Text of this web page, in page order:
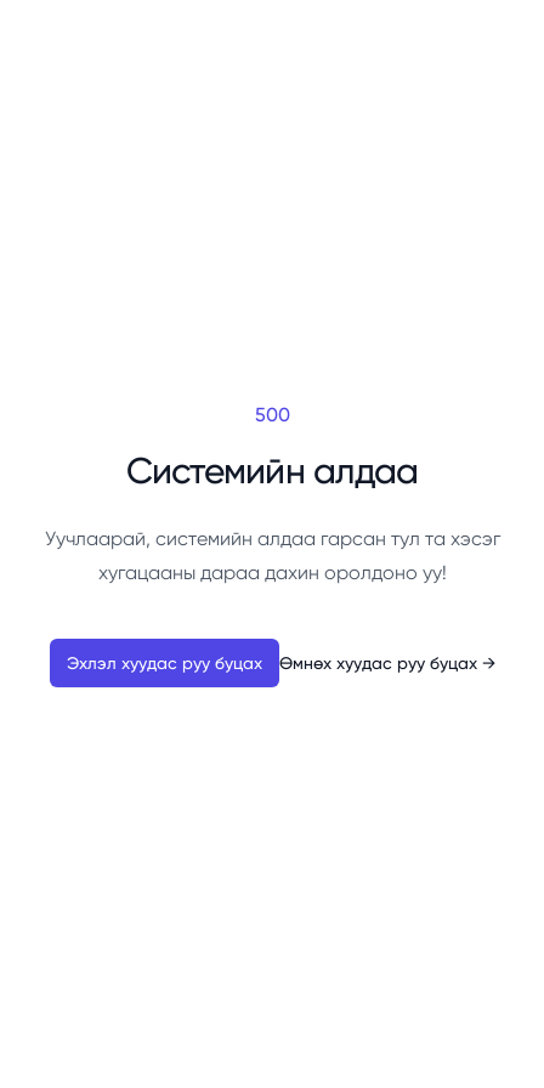
500
Системийн алдаа
Уучлаарай, системийн алдаа гарсан тул та хэсэг
хугацааны дараа дахин оролдоно уу!
Эхлэл хуудас руу буцах Өмнөх хуудас руу буцах →